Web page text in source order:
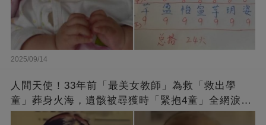
2025/09/14
人間天使！33年前「最美女教師」為救「救出學
童」葬身火海，遺骸被尋獲時「緊抱4童」全網淚
崩：真正的英雄不該被遺忘